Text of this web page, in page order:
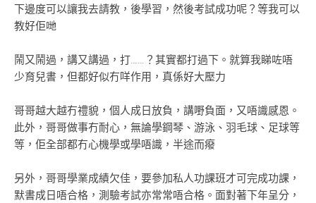
下邊度可以讓我去請教，後學習，然後考試成功呢？等我可以
教好佢哋
鬧又鬧過，講又講過，打……？其實都打過下。就算我睇咗唔
少育兒書，但都好似冇咩作用，真係好大壓力
哥哥越大越冇禮貌，個人成日放負，講嘢負面，又唔識感恩。
此外，哥哥做事冇耐心，無論學鋼琴、游泳、羽毛球、足球等
等，佢全部都冇心機學或學唔識，半途而癈
另外，哥哥學業成績欠佳，要參加私人功課班才可完成功課，
默書成日唔合格，測驗考試亦常常唔合格。面對著下年呈分，